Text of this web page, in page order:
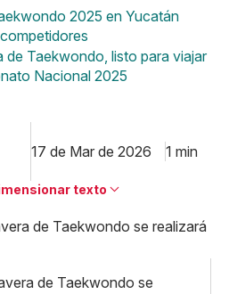
2025 en Yucatán
Taekwondo, listo para viajar
Nacional 2025
17 de Mar de 2026 1 min
texto
Grandede Taekwondo se